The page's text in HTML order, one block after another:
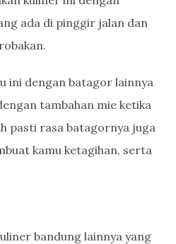
ada di pinggir jalan dan
ini dengan batagor lainnya
tambahan mie ketika
pasti rasa batagornya juga
kamu ketagihan, serta
bandung lainnya yang